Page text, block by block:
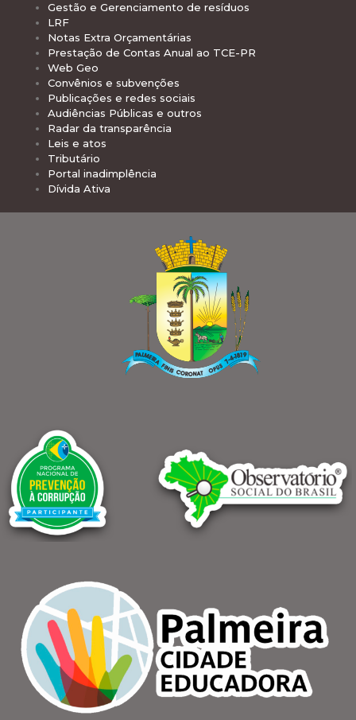
Gestão e Gerenciamento de resíduos
LRF
Notas Extra Orçamentárias
Prestação de Contas Anual ao TCE-PR
Web Geo
Convênios e subvenções
Publicações e redes sociais
Audiências Públicas e outros
Radar da transparência
Leis e atos
Tributário
Portal inadimplência
Dívida Ativa